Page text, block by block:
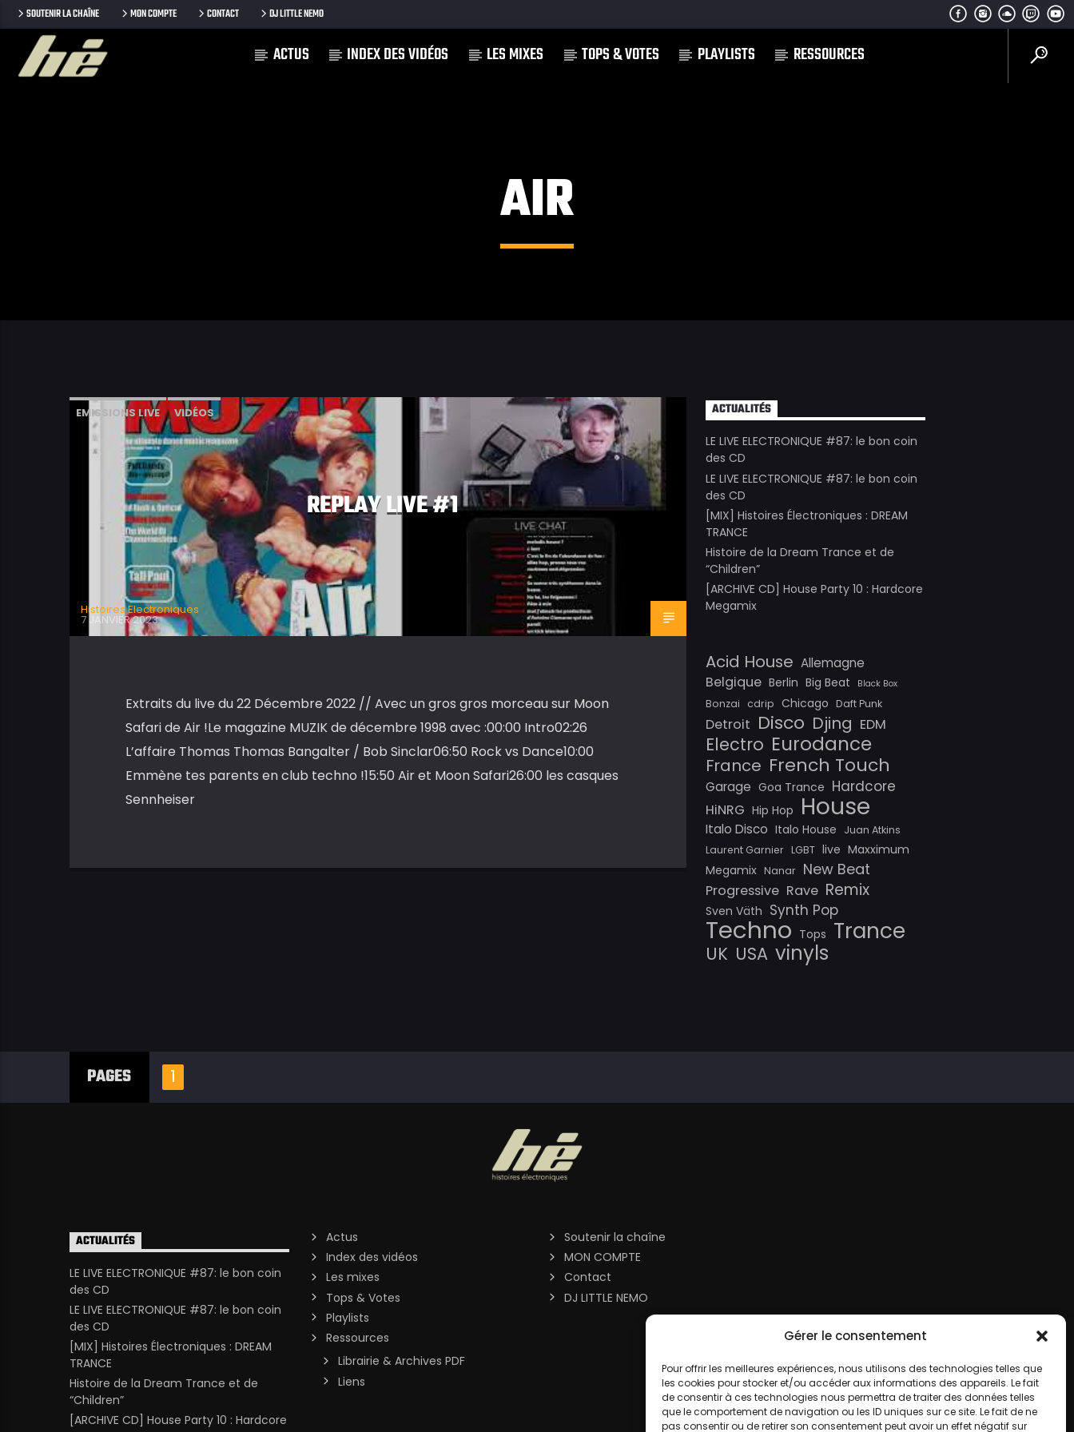
Gérer le consentement
Pour offrir les meilleures expériences, nous utilisons des technologies telles que
les cookies pour stocker et/ou accéder aux informations des appareils. Le fait
de consentir à ces technologies nous permettra de traiter des données telles
que le comportement de navigation ou les ID uniques sur ce site. Le fait de ne
pas consentir ou de retirer son consentement peut avoir un effet négatif sur
SOUTENIR LA CHAÎNE MON COMPTE CONTACT DJ LITTLE NEMO
ACTUS INDEX DES VIDÉOS LES MIXES TOPS & VOTES PLAYLISTS RESSOURCES
AIR
EMISSIONS LIVE VIDÉOS
REPLAY LIVE #1
Histoires Electroniques
7 JANVIER 2023
Extraits du live du 22 Décembre 2022 // Avec un gros gros morceau sur Moon
Safari de Air !Le magazine MUZIK de décembre 1998 avec :00:00 Intro02:26
L’affaire Thomas Thomas Bangalter / Bob Sinclar06:50 Rock vs Dance10:00
Emmène tes parents en club techno !15:50 Air et Moon Safari26:00 les casques
Sennheiser
ACTUALITÉS
LE LIVE ELECTRONIQUE #87: le bon coin
des CD
LE LIVE ELECTRONIQUE #87: le bon coin
des CD
[MIX] Histoires Électroniques : DREAM
TRANCE
Histoire de la Dream Trance et de
“Children”
[ARCHIVE CD] House Party 10 : Hardcore
Megamix
Acid House Allemagne
Belgique Berlin Big Beat Black Box
Bonzai cdrip Chicago Daft Punk
Detroit Disco Djing EDM
Electro Eurodance
France French Touch
Garage Goa Trance Hardcore
HiNRG Hip Hop House
Italo Disco Italo House
Juan Atkins
Laurent Garnier LGBT live Maxximum
Megamix Nanar New Beat
Progressive Rave Remix
Sven Väth Synth Pop
Techno Tops Trance
UK USA vinyls
PAGES 1
ACTUALITÉS
LE LIVE ELECTRONIQUE #87: le bon coin
des CD
LE LIVE ELECTRONIQUE #87: le bon coin
des CD
[MIX] Histoires Électroniques : DREAM
TRANCE
Histoire de la Dream Trance et de
“Children”
[ARCHIVE CD] House Party 10 : Hardcore
Actus
Index des vidéos
Les mixes
Tops & Votes
Playlists
Ressources
Librairie & Archives PDF
Liens
Soutenir la chaîne
MON COMPTE
Contact
DJ LITTLE NEMO